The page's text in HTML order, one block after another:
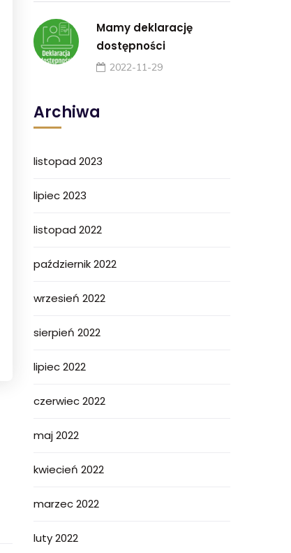
Mamy deklarację
dostępności
2022-11-29
Archiwa
listopad 2023
lipiec 2023
listopad 2022
październik 2022
wrzesień 2022
sierpień 2022
lipiec 2022
czerwiec 2022
maj 2022
kwiecień 2022
marzec 2022
luty 2022